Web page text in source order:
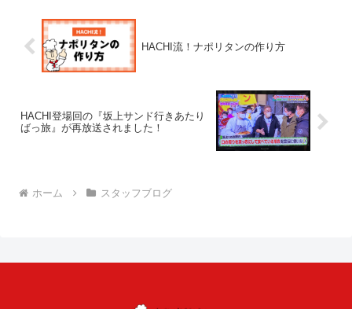
HACHI流！ナポリタンの作り方
HACHI登場回の『坂上サンド行きあたり
ばっ旅』が再放送されました！
ホーム スタッフブログ